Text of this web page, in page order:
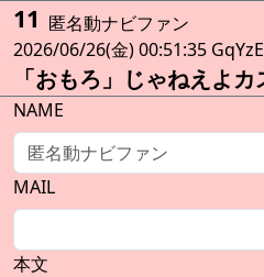
11 匿名動ナビファン
2026/06/26(金) 00:51:35
「おもろ」じゃねえよ
NAME
MAIL
本文